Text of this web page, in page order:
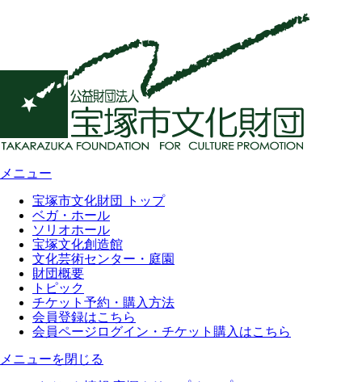
メニュー
宝塚市文化財団 トップ
ベガ・ホール
ソリオホール
宝塚文化創造館
文化芸術センター・庭園
財団概要
トピック
チケット予約・購入方法
会員登録はこちら
会員ページログイン・チケット購入はこちら
メニューを閉じる